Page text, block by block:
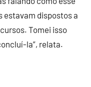
estavam dispostos a
Tomei isso
la”, relata.